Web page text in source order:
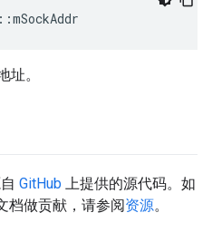
::mSockAddr
址。
GitHub 上提供的源代码。如
档做贡献，请参阅资源。